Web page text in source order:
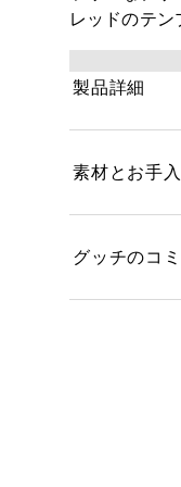
レッドのテン
製品詳細
素材とお手
グッチのコ